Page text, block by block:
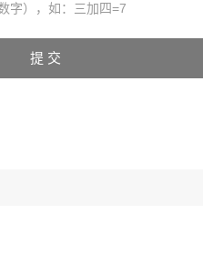
字），如：三加四=7